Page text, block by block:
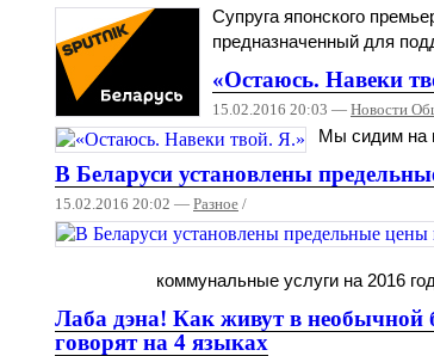
Супруга японского
предназначенный для
«Остаюсь. Навеки
15.02.2016 20:03 — Новости
Мы сидим на
В Беларуси установлены
15.02.2016 20:02 — Разное /
коммунальные услуги на 2016
Лаба дэна! Как живут в необычной
говорят на 4 языках